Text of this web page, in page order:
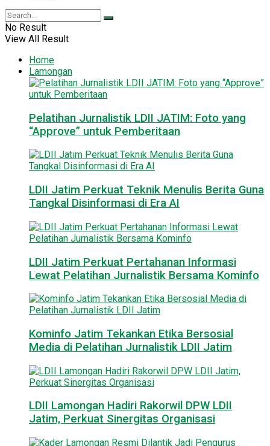
No Result
View All Result
Home
Lamongan
Pelatihan Jurnalistik LDII JATIM: Foto yang
“Approve” untuk Pemberitaan
LDII Jatim Perkuat Teknik Menulis Berita Guna
Tangkal Disinformasi di Era AI
LDII Jatim Perkuat Pertahanan Informasi
Lewat Pelatihan Jurnalistik Bersama Kominfo
Kominfo Jatim Tekankan Etika Bersosial
Media di Pelatihan Jurnalistik LDII Jatim
LDII Lamongan Hadiri Rakorwil DPW LDII
Jatim, Perkuat Sinergitas Organisasi